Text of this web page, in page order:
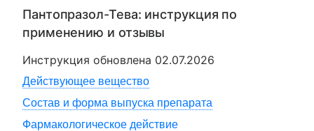
Пантопразол-Тева: инструкция по
применению и отзывы
Инструкция обновлена 02.07.2026
Действующее вещество
Состав и форма выпуска препарата
Фармакологическое действие